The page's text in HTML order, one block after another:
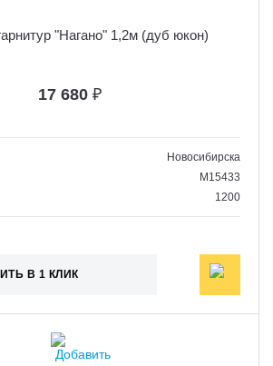
"Нагано" 1,2м (дуб юкон)
17 680 ₽
Новосибирска
M15433
1200
В 1 КЛИК